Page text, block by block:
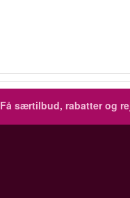
Få særtilbud, rabatter og